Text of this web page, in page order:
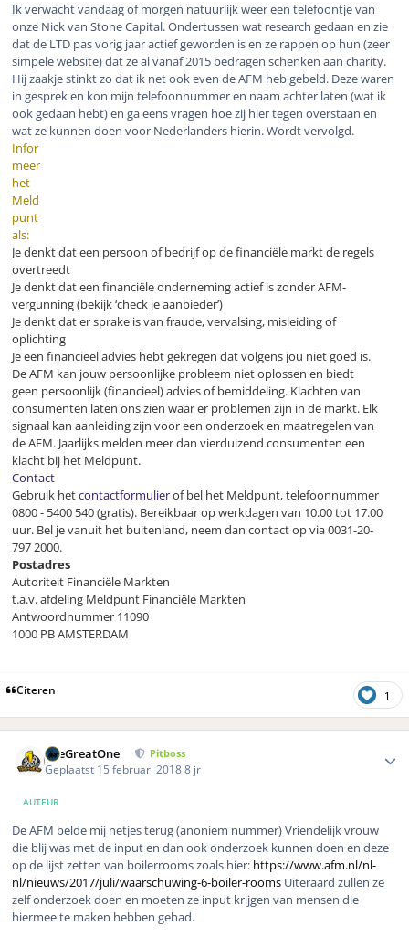
Ik verwacht vandaag of morgen natuurlijk weer een telefoontje van
onze Nick van Stone Capital. Ondertussen wat research gedaan en zie
dat de LTD pas vorig jaar actief geworden is en ze rappen op hun (zeer
simpele website) dat ze al vanaf 2015 bedragen schenken aan charity.
Hij zaakje stinkt zo dat ik net ook even de AFM heb gebeld. Deze waren
in gesprek en kon mijn telefoonnummer en naam achter laten (wat ik
ook gedaan hebt) en ga eens vragen hoe zij hier tegen overstaan en
wat ze kunnen doen voor Nederlanders hierin. Wordt vervolgd.
Infor
meer
het
Meld
punt
als:
Je denkt dat een persoon of bedrijf op de financiële markt de regels
overtreedt
Je denkt dat een financiële onderneming actief is zonder AFM-
vergunning (bekijk ‘check je aanbieder’)
Je denkt dat er sprake is van fraude, vervalsing, misleiding of
oplichting
Je een financieel advies hebt gekregen dat volgens jou niet goed is.
De AFM kan jouw persoonlijke probleem niet oplossen en biedt
geen persoonlijk (financieel) advies of bemiddeling. Klachten van
consumenten laten ons zien waar er problemen zijn in de markt. Elk
signaal kan aanleiding zijn voor een onderzoek en maatregelen van
de AFM. Jaarlijks melden meer dan vierduizend consumenten een
klacht bij het Meldpunt.
Contact
Gebruik hetcontactformulierof bel het Meldpunt, telefoonnummer
0800 - 5400 540 (gratis). Bereikbaar op werkdagen van 10.00 tot 17.00
uur. Bel je vanuit het buitenland, neem dan contact op via 0031-20-
797 2000.
Postadres
Autoriteit Financiële Markten
t.a.v. afdeling Meldpunt Financiële Markten
Antwoordnummer 11090
1000 PB AMSTERDAM
Citeren 1
TheGreatOne Pitboss
Geplaatst 15 februari 20188 jr
AUTEUR
De AFM belde mij netjes terug (anoniem nummer) Vriendelijk vrouw
die blij was met de input en dan ook onderzoek kunnen doen en deze
op de lijst zetten van boilerrooms zoals hier: https://www.afm.nl/nl-
nl/nieuws/2017/juli/waarschuwing-6-boiler-rooms Uiteraard zullen ze
zelf onderzoek doen en moeten ze input krijgen van mensen die
hiermee te maken hebben gehad.